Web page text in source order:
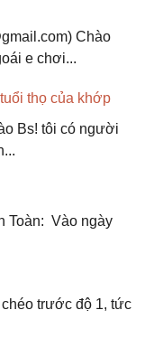
Chào
e chơi...
thọ của khớp
Bs! tôi có người
Toàn: Vào ngày
trước độ 1, tức